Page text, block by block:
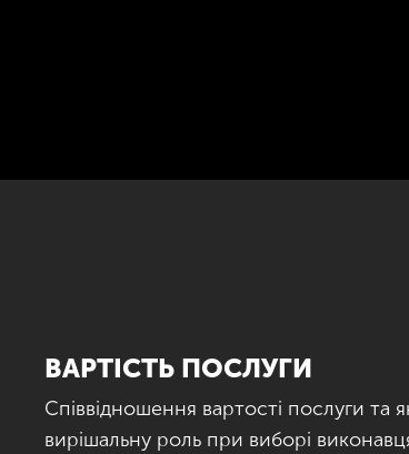
ВАРТІСТЬ ПОСЛУГИ
Співвідношення вартості послуги та
вирішальну роль при виборі